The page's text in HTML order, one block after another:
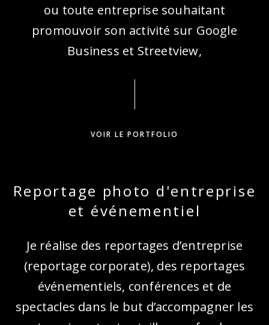
ou toute entreprise souhaitant
promouvoir son activité sur Google
Business et Streetview,
VOIR LE PORTFOLIO
Reportage photo d'entreprise
et événementiel
Je réalise des reportages d’entreprise
(reportage corporate), des reportages
événementiels, conférences et de
spectacles dans le but d’accompagner les